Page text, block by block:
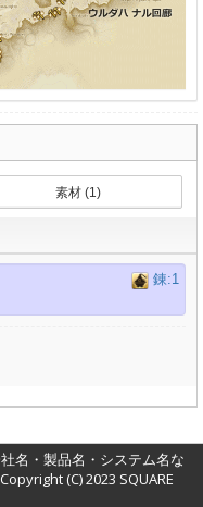
素材 (1)
錬:1
名・製品名・システム名な
(C) 2023 SQUARE